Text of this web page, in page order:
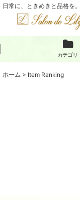
日常に、ときめきと品格を
カテゴリ
ホーム > Item Ranking